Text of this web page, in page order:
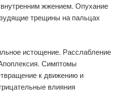
жжением. Опухание
трещины на пальцах
истощение. Расслабление
Симптомы
к движению и
влияния